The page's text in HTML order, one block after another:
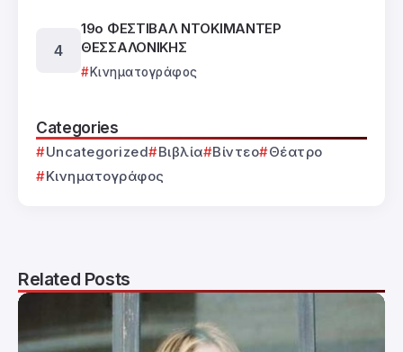
19ο ΦΕΣΤΙΒΑΛ ΝΤΟΚΙΜΑΝΤΕΡ
ΘΕΣΣΑΛΟΝΙΚΗΣ
Κινηματογράφος
Categories
Uncategorized Βιβλία Βίντεο
Θέατρο
Κινηματογράφος
Related Posts